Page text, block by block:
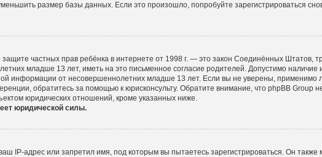
размер базы данных. Если это произошло, попробуйте зарегистрироваться
частных прав ребёнка в интернете от 1998 г. — это закон Соединённых Штатов,
младше 13 лет, иметь на это письменное согласие родителей. Допустимо наличие
информации от несовершеннолетних младше 13 лет. Если вы не уверены, применимо
обратитесь за помощью к юрисконсульту. Обратите внимание, что phpBB Group
юридических отношений, кроме указанных ниже.
юридической силы.
IP-адрес или запретил имя, под которым вы пытаетесь зарегистрироваться. Он также